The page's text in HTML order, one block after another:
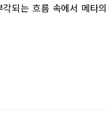
되는 흐름 속에서 메타의